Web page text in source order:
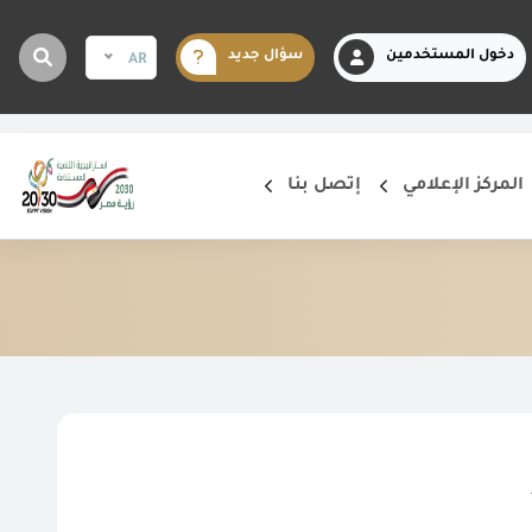
دخول المستخدمين سؤال جديد AR
المركز الإعلامي إتصل بنا